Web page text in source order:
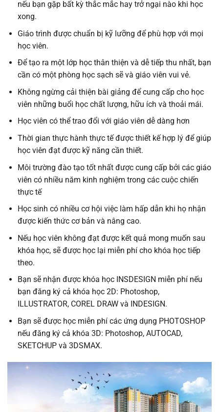
nếu bạn gặp bất kỳ thắc mắc hay trở ngại nào khi học
xong.
Giáo trình được chuẩn bị kỹ lưỡng để phù hợp với mọi
học viên.
Để tạo ra một lớp học thân thiện và dễ tiếp thu nhất, bạn
cần có một phòng học sạch sẽ và giáo viên vui vẻ.
Không ngừng cải thiện bài giảng để cung cấp cho học
viên những buổi học chất lượng, hữu ích và thoải mái.
Học viên có thể trao đổi với giáo viên dễ dàng hơn
Thời gian thực hành thực tế được thiết kế hợp lý để giúp
học viên đạt được kỹ năng cần thiết.
Môi trường đào tạo tốt nhất được cung cấp bởi các giáo
viên có nhiều năm kinh nghiệm trong các cuộc chiến
thực tế
Học sinh có nhiều cơ hội việc làm hấp dẫn khi họ nhận
được kiến thức cơ bản và nâng cao.
Nếu học viên không đạt được kết quả mong muốn sau
khóa học, sẽ được học lại miễn phí cho khóa học tiếp
theo.
Bạn sẽ nhận được khóa học INSDESIGN miễn phí nếu
bạn đăng ký cả khóa học 2D: Photoshop,
ILLUSTRATOR, COREL DRAW và INDESIGN.
Bạn sẽ được học miễn phí các ứng dụng PHOTOSHOP
nếu đăng ký cả khóa 3D: Photoshop, AUTOCAD,
SKETCHUP và 3DSMAX.